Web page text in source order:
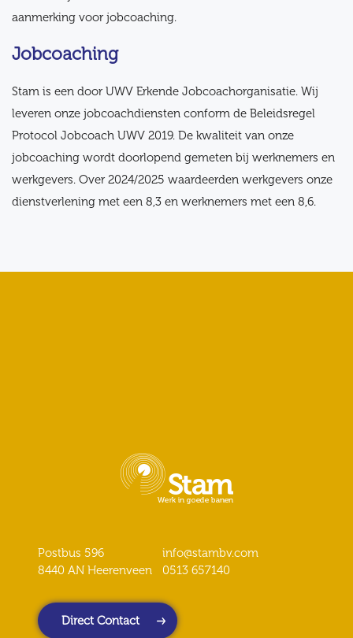
aanmerking voor jobcoaching.
Jobcoaching
Stam is een door UWV Erkende Jobcoachorganisatie. Wij
leveren onze jobcoachdiensten conform de Beleidsregel
Protocol Jobcoach UWV 2019. De kwaliteit van onze
jobcoaching wordt doorlopend gemeten bij werknemers en
werkgevers. Over 2024/2025 waardeerden werkgevers onze
dienstverlening met een 8,3 en werknemers met een 8,6.
Postbus 596
8440 AN Heerenveen
info@stambv.com
0513 657140
Direct Contact